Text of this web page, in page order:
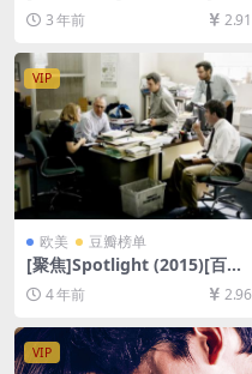
et (1987)[百度网盘+夸克网盘
1080P超清未删减资源][网盘
在线播放/下载][MP4/7.3GB]
[中文字幕]
3 年前 2.91
VIP
欧美 豆瓣榜单
[聚焦]Spotlight (2015)[百度
网盘+迅雷云盘资源1080P超
清未删减][MP4/9GB][中英字
幕]
4 年前 2.96
VIP